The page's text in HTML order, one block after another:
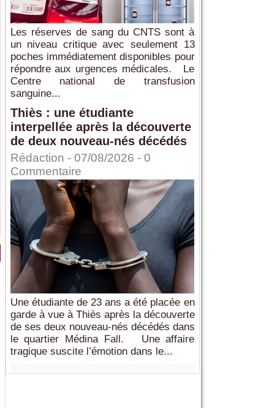
Les réserves de sang du CNTS sont à
un niveau critique avec seulement 13
poches immédiatement disponibles pour
répondre aux urgences médicales. Le
Centre national de transfusion
sanguine...
Thiès : une étudiante
interpellée après la découverte
de deux nouveau-nés décédés
Rédaction - 07/08/2026 - 0
Commentaire
Une étudiante de 23 ans a été placée en
garde à vue à Thiès après la découverte
de ses deux nouveau-nés décédés dans
le quartier Médina Fall. Une affaire
tragique suscite l’émotion dans le...